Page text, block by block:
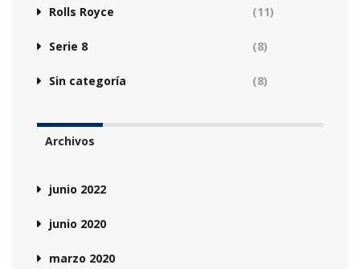
Rolls Royce (11)
Serie 8 (8)
Sin categoría (8)
Archivos
junio 2022
junio 2020
marzo 2020